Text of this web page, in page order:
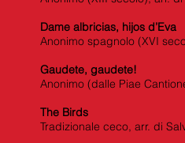
Dame albricias, hijos d’Eva
Anonimo spagnolo (XVI
Gaudete, gaudete!
Anonimo (dalle Piae
The Birds
Tradizionale ceco, arr. di